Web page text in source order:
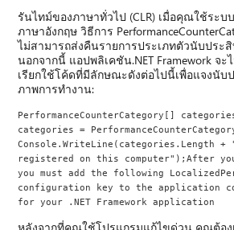
รันไทม์ของภาษาทั่วไป (CLR) เมื่อคุณใช้ระบ
ภาษาอังกฤษ วิธีการ
ไม่สามารถส่งคืนรายการประเภทตัวนับประ
นอกจากนี้ แอปพลิเคชัน.NET Framework จ
เรียกใช้โค้ดที่มีลักษณะดังต่อไปนี้เพื่อแจงนับ
ภาพการทํางาน:
PerformanceCounterCategory[]
categories =
Console.WriteLine(categories.Length
registered on this computer");After
you must add the following
configuration key to the application
for your .NET Framework application